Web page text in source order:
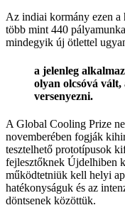
Az indiai kormány ezen a
több mint 440
mindegyik új ötlettel
a jelenleg
olyan olcsóvá
versenyezni.
A Global Cooling Prize
novemberében fogják
tesztelhető prototípusok
fejlesztőknek Újdelhiben
működtetniük kell helyi
hatékonyságuk és az
döntsenek közöttük.